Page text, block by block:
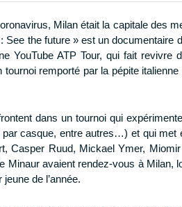
Milan était la capitale des
the future » est un documentaire
YouTube ATP Tour, qui fait revivre
remporté par la pépite
dans un tournoi qui
casque, entre autres…) et qui met
Casper Ruud, Mickael Ymer,
avaient rendez-vous à Milan,
de l’année.